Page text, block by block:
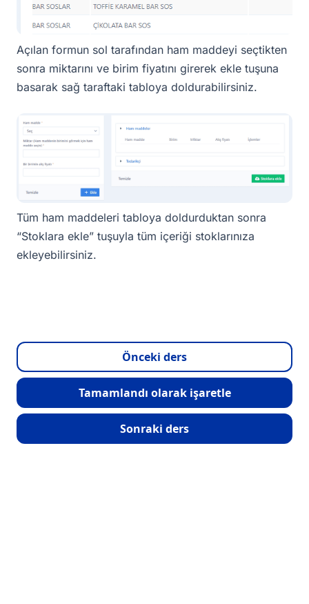
Açılan formun sol tarafından ham maddeyi seçtikten
sonra miktarını ve birim fiyatını girerek ekle tuşuna
basarak sağ taraftaki tabloya doldurabilirsiniz.
Tüm ham maddeleri tabloya doldurduktan sonra
“Stoklara ekle” tuşuyla tüm içeriği stoklarınıza
ekleyebilirsiniz.
Önceki ders
Tamamlandı olarak işaretle
Sonraki ders